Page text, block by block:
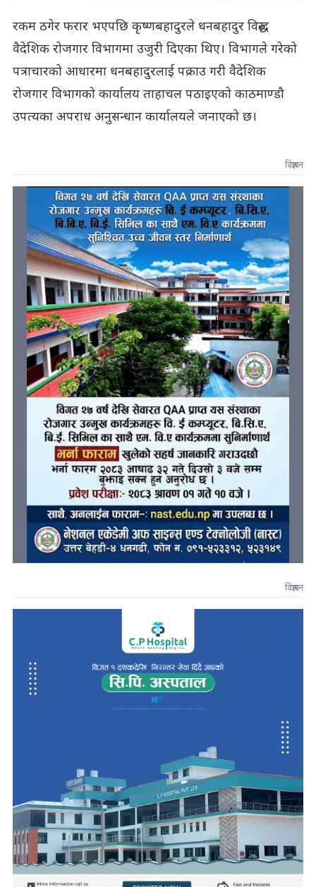
रकम ठगेर फरार भएपछि कृष्णबहादुरले धनबहादुर विरुद्ध
वैदेशिक रोजगार विभागमा उजुरी दिएका थिए। विभागले गरेको
पत्राचारको आधारमा धनबहादुरलाई पक्राउ गरी वैदेशिक
रोजगार विभागको कार्यालय ताहाचल पठाइएको काठमाण्डौ
उपत्यका अपराध अनुसन्धान कार्यालयले जनाएको छ।
विज्ञापन
विज्ञापन